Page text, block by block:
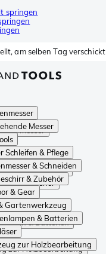
springen
am selben Tag verschickt
Messer
Schleifen & Pflege
& Schneiden
& Zubehör
& Gear
Gartenwerkzeug
& Batterien
zur Holzbearbeitung
Messer
& Pflege
& Schneiden
& Zubehör
Gear
& Batterien
zur Holzbearbeitung